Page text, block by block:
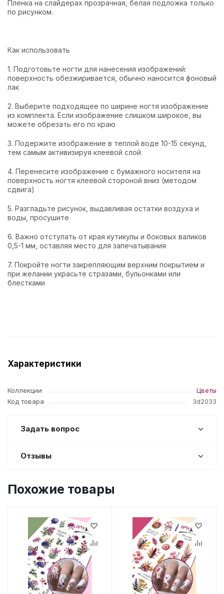
Пленка на слайдерах прозрачная, белая подложка только
по рисунком.
Как использовать
1. Подготовьте ногти для нанесения изображений:
поверхность обезжиривается, обычно наносится фоновый
лак
2. Выберите подходящее по ширине ногтя изображение
из комплекта. Если изображение слишком широкое, вы
можете обрезать его по краю
3. Подержите изображение в теплой воде 10-15 секунд,
тем самым активизируя клеевой слой
4. Перенесите изображение с бумажного носителя на
поверхность ногтя клеевой стороной вниз (методом
сдвига)
5. Разгладьте рисунок, выдавливая остатки воздуха и
воды, просушите
6. Важно отступать от края кутикулы и боковых валиков
0,5-1 мм, оставляя место для запечатывания
7. Покройте ногти закрепляющим верхним покрытием и
при желании украсьте стразами, бульонками или
блестками
Характеристики
Коллекции
Цветы
Код товара
3d2033
Задать вопрос
Отзывы
Похожие товары